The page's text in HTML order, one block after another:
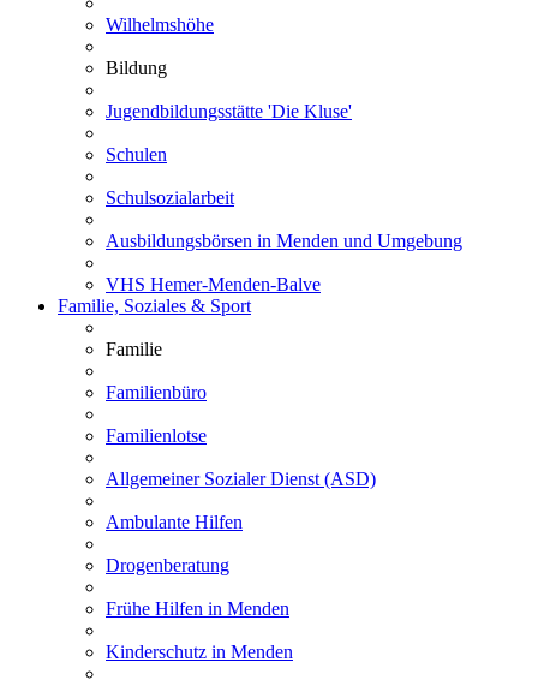
Wilhelmshöhe
Bildung
Jugendbildungsstätte 'Die Kluse'
Schulen
Schulsozialarbeit
Ausbildungsbörsen in Menden und Umgebung
VHS Hemer-Menden-Balve
Familie, Soziales & Sport
Familie
Familienbüro
Familienlotse
Allgemeiner Sozialer Dienst (ASD)
Ambulante Hilfen
Drogenberatung
Frühe Hilfen in Menden
Kinderschutz in Menden